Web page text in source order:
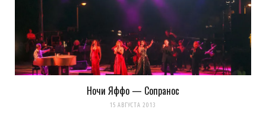
Ночи Яффо — Сопранос
15 АВГУСТА 2013